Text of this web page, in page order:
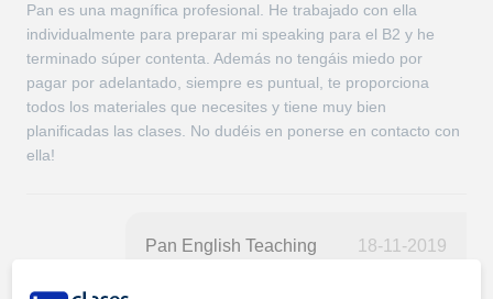
Pan es una magnífica profesional. He trabajado con ella
individualmente para preparar mi speaking para el B2 y he
terminado súper contenta. Además no tengáis miedo por
pagar por adelantado, siempre es puntual, te proporciona
todos los materiales que necesites y tiene muy bien
planificadas las clases. No dudéis en ponerse en contacto con
ella!
Pan English Teaching
18-11-2019